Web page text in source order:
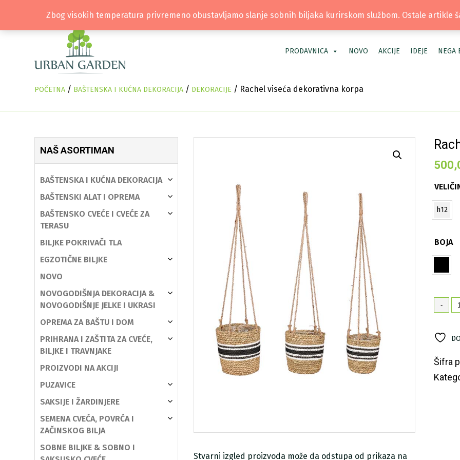
TEL: +381 66 40 40 30 | LOKACIJA:
PRODAVNICA NOVO AKCIJE IDEJE NEGA
POČETNA / BAŠTENSKA I KUĆNA DEKORACIJA / DEKORACIJE / Rachel viseća dekorativna korpa
NAŠ ASORTIMAN
BAŠTENSKA I KUĆNA DEKORACIJA
BAŠTENSKI ALAT I OPREMA
BAŠTENSKO CVEĆE I CVEĆE ZA
TERASU
BILJKE POKRIVAČI TLA
EGZOTIČNE BILJKE
NOVO
NOVOGODIŠNJA DEKORACIJA &
NOVOGODIŠNJE JELKE I UKRASI
OPREMA ZA BAŠTU I DOM
PRIHRANA I ZAŠTITA ZA CVEĆE,
BILJKE I TRAVNJAKE
PROIZVODI NA AKCIJI
PUZAVICE
SAKSIJE I ŽARDINJERE
SEMENA CVEĆA, POVRĆA I
ZAČINSKOG BILJA
SOBNE BILJKE & SOBNO I
h12
BOJA
-
Šifra
Stvarni izgled proizvoda može da odstupa od prikaza na
Zbog visokih temperatura privremeno obustavljamo slanje sobnih biljaka kurirskom službom. Ostale artikle